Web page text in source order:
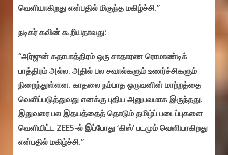
வெளியாகிறது என்பதில் மிகுந்த மகிழ்ச்சி.”
நடிகர் கவின் கூறியதாவது:
“அர்ஜுன் கதாபாத்திரம் ஒரு சாதாரண ரொமாண்டிக்
பாத்திரம் அல்ல. அதில் பல சவால்களும் உணர்ச்சிகளும்
நிறைந்துள்ளன. காதலை நம்பாத ஒருவனின் மாற்றத்தை
வெளிப்படுத்துவது எனக்கு புதிய அனுபவமாக இருந்தது.
இதுவரை பல இதயத்தைத் தொடும் தமிழ்ப் படைப்புகளை
வெளியிட்ட ZEE5-ல் இப்போது ‘கிஸ்’ படமும் வெளியாகிறது
என்பதில் மகிழ்ச்சி.”